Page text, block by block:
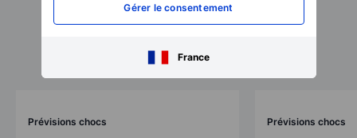
Gérer le consentement
France
Prévisions chocs Prévisions chocs